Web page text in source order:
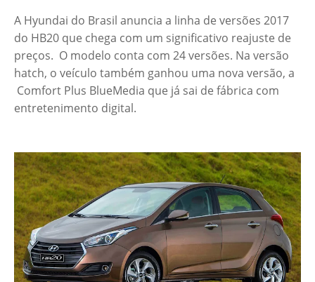
A Hyundai do Brasil anuncia a linha de versões 2017
do HB20 que chega com um significativo reajuste de
preços. O modelo conta com 24 versões. Na versão
hatch, o veículo também ganhou uma nova versão, a
Comfort Plus BlueMedia que já sai de fábrica com
entretenimento digital.